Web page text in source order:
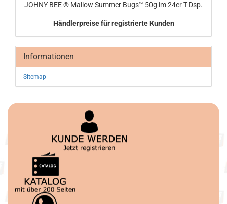
JOHNY BEE ® Mal­low Sum­mer Bugs™ 50g im 24er T-Dsp.
Händlerpreise für registrierte Kunden
Informationen
Sitemap